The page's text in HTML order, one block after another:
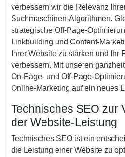
verbessern wir die Relevanz
Suchmaschinen-Algorithmen.
strategische Off-Page-
Linkbuilding und Content-
Ihrer Website zu stärken und Ihr
verbessern. Mit unseren
On-Page- und Off-Page-
Online-Marketing auf ein neues
Technisches SEO zur
der Website-Leistung
Technisches SEO ist ein
die Leistung einer Website zu